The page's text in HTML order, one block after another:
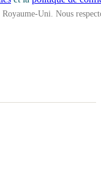
Royaume-Uni. Nous